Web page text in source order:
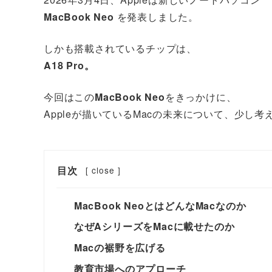
MacBook Neo を発表しました。
しかも搭載されているチップは、
A18 Pro。
今回はこのMacBook Neoをきっかけに、
Appleが描いているMacの未来について、少し考
目次 [ close ]
MacBook NeoとはどんなMacなのか
なぜAシリーズをMacに載せたのか
Macの裾野を広げる
教育市場へのアプローチ